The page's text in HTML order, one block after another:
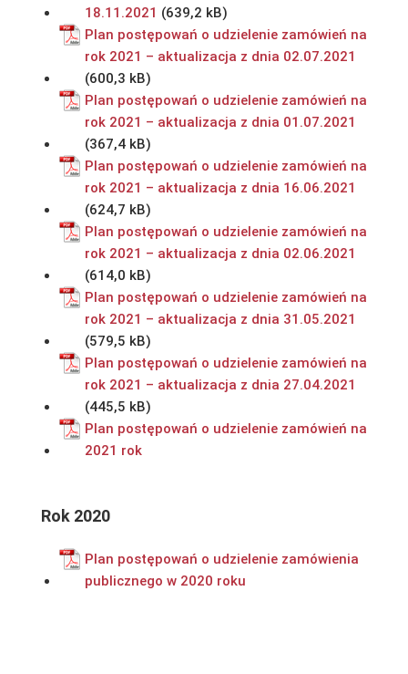
18.11.2021
Plan postępowań o udzielenie zamówień na
rok 2021 – aktualizacja z dnia 02.07.2021
Plan postępowań o udzielenie zamówień na
rok 2021 – aktualizacja z dnia 01.07.2021
Plan postępowań o udzielenie zamówień na
rok 2021 – aktualizacja z dnia 16.06.2021
Plan postępowań o udzielenie zamówień na
rok 2021 – aktualizacja z dnia 02.06.2021
Plan postępowań o udzielenie zamówień na
rok 2021 – aktualizacja z dnia 31.05.2021
Plan postępowań o udzielenie zamówień na
rok 2021 – aktualizacja z dnia 27.04.2021
Plan postępowań o udzielenie zamówień na
2021 rok
Rok 2020
Plan postępowań o udzielenie zamówienia
publicznego w 2020 roku